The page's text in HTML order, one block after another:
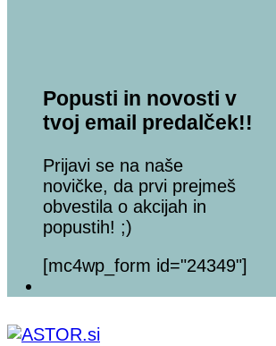
Popusti in novosti v
tvoj email predalček!!
Prijavi se na naše
novičke, da prvi prejmeš
obvestila o akcijah in
popustih! ;)
[mc4wp_form id="24349"]